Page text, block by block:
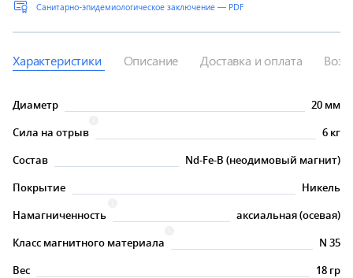
Санитарно-эпидемиологическое заключение — PDF
Характеристики Описание Доставка и оплата
Диаметр
20 мм
Сила на отрыв
6 кг
Состав
Nd-Fe-B (неодимовый магнит)
Покрытие
Никель
Намагниченность
аксиальная (осевая)
Класс магнитного материала
N 35
Вес
18 гр